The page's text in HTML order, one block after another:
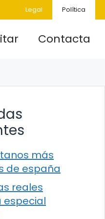
Legal Política
Contacta
más
de españa
reales
especial